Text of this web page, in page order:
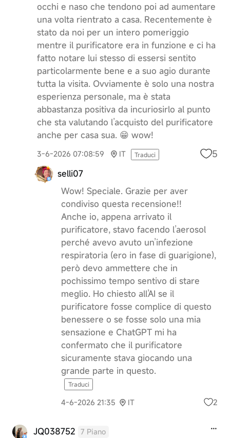
occhi e naso che tendono poi ad aumentare
una volta rientrato a casa. Recentemente è
stato da noi per un intero pomeriggio
mentre il purificatore era in funzione e ci ha
fatto notare lui stesso di essersi sentito
particolarmente bene e a suo agio durante
tutta la visita. Ovviamente è solo una nostra
esperienza personale, ma è stata
abbastanza positiva da incuriosirlo al punto
che sta valutando l’acquisto del purificatore
anche per casa sua. 😁 wow!
3-6-2026 07:08:59 IT Traduci 5
selli07
Wow! Speciale. Grazie per aver
condiviso questa recensione!!
Anche io, appena arrivato il
purificatore, stavo facendo l’aerosol
perché avevo avuto un’infezione
respiratoria (ero in fase di guarigione),
però devo ammettere che in
pochissimo tempo sentivo di stare
meglio. Ho chiesto all’AI se il
purificatore fosse complice di questo
benessere o se fosse solo una mia
sensazione e ChatGPT mi ha
confermato che il purificatore
sicuramente stava giocando una
grande parte in questo.
Traduci
4-6-2026 21:35 IT 2
JQ038752 7 Piano